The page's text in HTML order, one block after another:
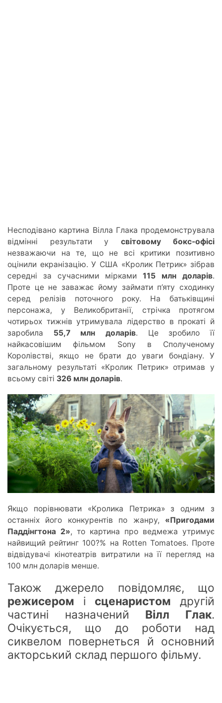
Несподівано картина Вілла Глака продемонструвала
відмінні результати у світовому бокс-офісі
незважаючи на те, що не всі критики позитивно
оцінили екранізацію. У США «Кролик Петрик» зібрав
середні за сучасними мірками 115 млн доларів.
Проте це не заважає йому займати п’яту сходинку
серед релізів поточного року. На батьківщині
персонажа, у Великобританії, стрічка протягом
чотирьох тижнів утримувала лідерство в прокаті й
заробила 55,7 млн доларів. Це зробило її
найкасовішим фільмом Sony в Сполученому
Королівстві, якщо не брати до уваги бондіану. У
загальному результаті «Кролик Петрик» отримав у
всьому світі 326 млн доларів.
Якщо порівнювати «Кролика Петрика» з одним з
останніх його конкурентів по жанру, «Пригодами
Паддінгтона 2», то картина про ведмежа утримує
найвищий рейтинг 100?% на Rotten Tomatoes. Проте
відвідувачі кінотеатрів витратили на її перегляд на
100 млн доларів менше.
Також джерело повідомляє, що
режисером і сценаристом другій
частині назначений Вілл Глак.
Очікується, що до роботи над
сиквелом повернеться й основний
акторський склад першого фільму.